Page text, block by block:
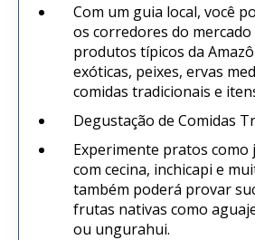
Com um guia local, você
os corredores do
produtos típicos da
exóticas, peixes, ervas
comidas tradicionais e
Degustação de Comidas
Experimente pratos como
com cecina, inchicapi e
também poderá provar
frutas nativas como
ou ungurahui.